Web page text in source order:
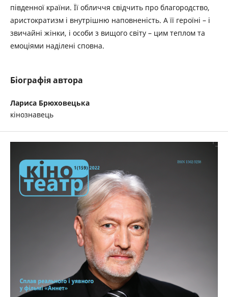
південної країни. Її обличчя свідчить про благородство,
аристократизм і внутрішню наповненість. А її героїні – і
звичайні жінки, і особи з вищого світу – цим теплом та
емоціями наділені сповна.
Біографія автора
Лариса Брюховецька
кінознавець